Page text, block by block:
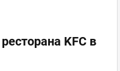
19
KFC в